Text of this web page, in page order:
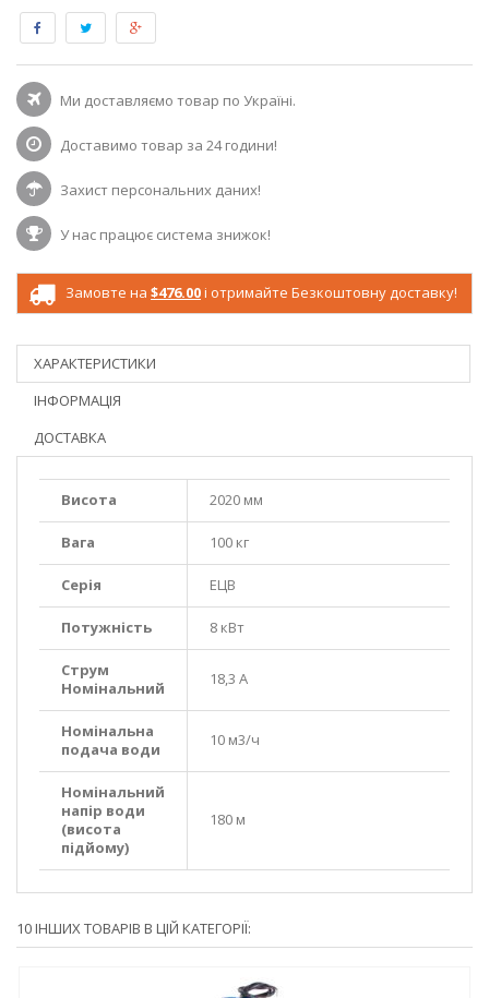
Ми доставляємо товар по Україні.
Доставимо товар за 24 години!
Захист персональних даних!
У нас працює система знижок!
Замовте на $476.00і отримайте Безкоштовну доставку!
ХАРАКТЕРИСТИКИ
ІНФОРМАЦІЯ
ДОСТАВКА
Висота 2020 мм
Вага 100 кг
Серія ЕЦВ
Потужність 8 кВт
Струм
Номінальний
18,3 А
Номінальна
подача води
10 м3/ч
Номінальний
напір води
(висота
підйому)
180 м
10 ІНШИХ ТОВАРІВ В ЦІЙ КАТЕГОРІЇ: